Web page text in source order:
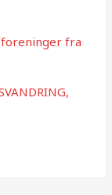
fra